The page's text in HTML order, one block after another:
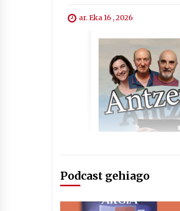
ar. Eka 16 , 2026
Podcast gehiago